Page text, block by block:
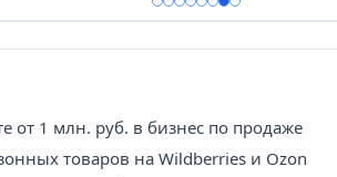
от 1 млн. руб. в бизнес по продаже
товаров на Wildberries и Ozon